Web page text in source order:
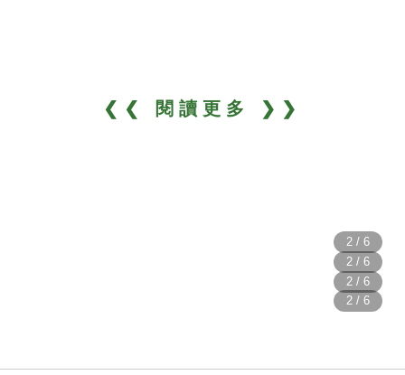
❮❮ 閱讀更多 ❯❯